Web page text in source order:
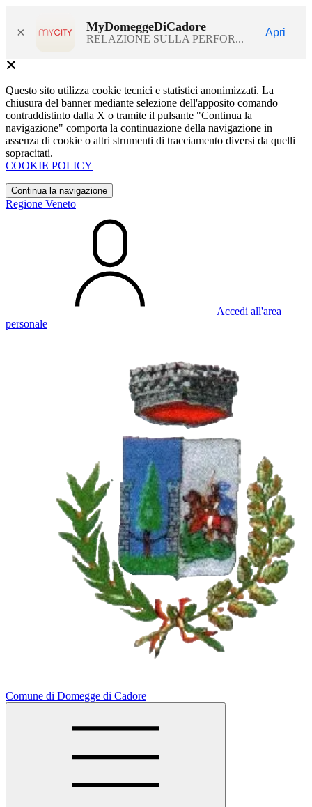
× MyDomeggeDiCadore
RELAZIONE SULLA PERFOR...
Apri
Questo sito utilizza cookie tecnici e statistici anonimizzati. La
chiusura del banner mediante selezione dell'apposito comando
contraddistinto dalla X o tramite il pulsante "Continua la
navigazione" comporta la continuazione della navigazione in
assenza di cookie o altri strumenti di tracciamento diversi da quelli
sopracitati.
COOKIE POLICY
Continua la navigazione
Regione Veneto
Accedi all'area
personale
Comune di Domegge di Cadore